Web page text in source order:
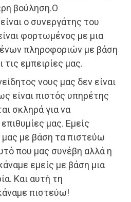
βούληση.Ο
ο συνεργάτης του
φορτωμένος με μια
πληροφοριών με βάση
εμπειρίες μας.
νους μας δεν είναι
είναι πιστός υπηρέτης
σκληρά για να
μας. Εμείς
μας με βάση τα πιστεύω
που μας συνέβη αλλά η
εμείς με βάση μια
Και αυτή τη
πιστεύω!